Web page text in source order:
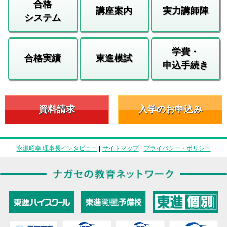
合格
システム
講座案内 実力講師陣
合格実績 東進模試
学費・
申込手続き
資料請求 入学のお申込み
永瀬昭幸 理事長インタビュー | サイトマップ| プライバシー・ポリシー